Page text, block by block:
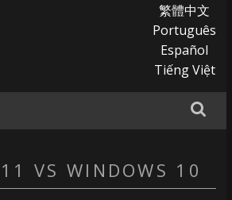
繁體中文
Português
Español
Tiếng Việt
VS WINDOWS 10